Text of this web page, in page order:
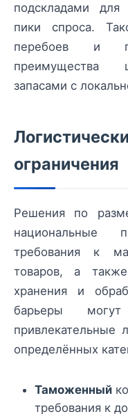
подскладами для
пики спроса.
перебоев и
преимущества
запасами с
ограничения
Решения по
национальные
требования к
товаров, а
хранения и
барьеры могут
привлекательные
определённых
Таможенный
требования к